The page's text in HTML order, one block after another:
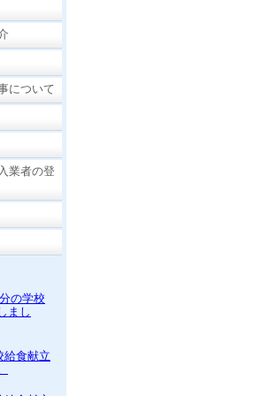
について
業者の登
の学校
まし
給食献立